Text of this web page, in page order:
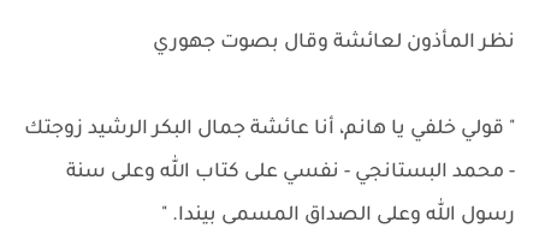
نظر المأذون لعائشة وقال بصوت جهوري
" قولي خلفي يا هانم، أنا عائشة جمال البكر الرشيد زوجتك
- محمد البستانجي - نفسي على كتاب الله وعلى سنة
رسول الله وعلى الصداق المسمى بيندا. "